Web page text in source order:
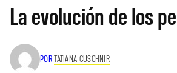
La evolución de los
PORTATIANA CUSCHNIR